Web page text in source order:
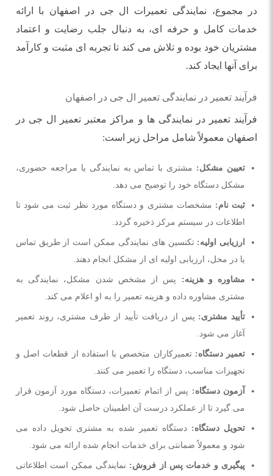
در مجموع، نمایندگی تعمیرات ال جی در اصفهان با ارائه
خدمات کامل و حرفه ‌ای، به دنبال جلب رضایت و اعتماد
مشتریان خود بوده و تلاش می ‌کند تا تجربه ‌ای مثبت و کارآمد
برای آنها ایجاد کند.
فرآیند تعمیر در نمایندگی تعمیر ال جی در اصفهان
فرآیند تعمیر در نمایندگی ها و مراکز معتبر تعمیر ال جی در
اصفهان معمولاً شامل مراحل زیر است:
تعیین مشکل: مشتری با تماس به نمایندگی یا مراجعه حضوری،
مشکل دستگاه خود را توضیح می ‌دهد.
ثبت نام: مشخصات مشتری و دستگاه مورد نظر ثبت می‌ شود تا
اطلاعات در سیستم مرکز ذخیره گردد.
ارزیابی اولیه: تکنسین ‌های نمایندگی ممکن است از طریق تماس
یا در محل، ارزیابی اولیه‌ ای از مشکل انجام دهند.
مشاوره و هزینه: پس از مشخص شدن مشکل، نمایندگی به
مشتری مشاوره داده و هزینه تعمیر را به او اعلام می ‌کند.
تأیید مشتری: پس از دریافت تأیید از طرف مشتری، روند تعمیر
آغاز می‌ شود.
تعمیر دستگاه: تعمیرکاران متخصص با استفاده از قطعات اصل و
تجهیزات مناسب، دستگاه را تعمیر می ‌کنند.
آزمون دستگاه: پس از اتمام تعمیرات، دستگاه مورد آزمون قرار
می ‌گیرد تا از عملکرد درست آن اطمینان حاصل شود.
تحویل دستگاه: دستگاه تعمیر شده به مشتری تحویل داده می‌
شود و معمولاً ضمانتی برای خدمات انجام شده ارائه می‌ شود.
پیگیری و خدمات پس از فروش: نمایندگی ممکن است اطلاعاتی